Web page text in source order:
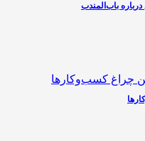
باب‌المندب